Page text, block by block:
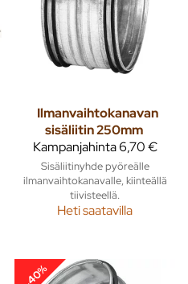
Ilmanvaihtokanavan
sisäliitin 250mm
Kampanjahinta6,70 €
Sisäliitinyhde pyöreälle
ilmanvaihtokanavalle, kiinteällä
tiivisteellä.
Heti saatavilla
-40%